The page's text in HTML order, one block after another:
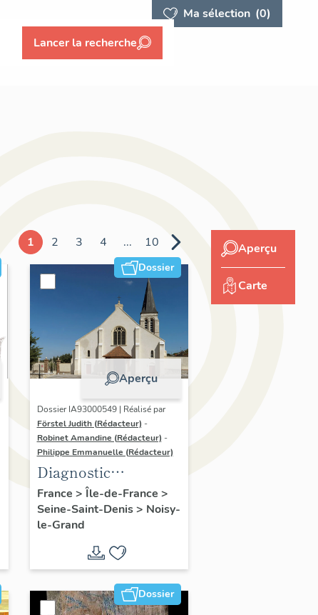
Ma sélection (0)
Lancer la recherche
1 2 3 4 ... 10
Dossier
Aperçu
Dossier IA93000549 | Réalisé par
Förstel Judith (Rédacteur) -
Robinet Amandine (Rédacteur) -
Philippe Emmanuelle (Rédacteur)
Diagnostic
patrimonial de
Noisy-le-Grand
France > Île-de-France >
Seine-Saint-Denis> Noisy-
le-Grand
Dossier
Aperçu
Carte